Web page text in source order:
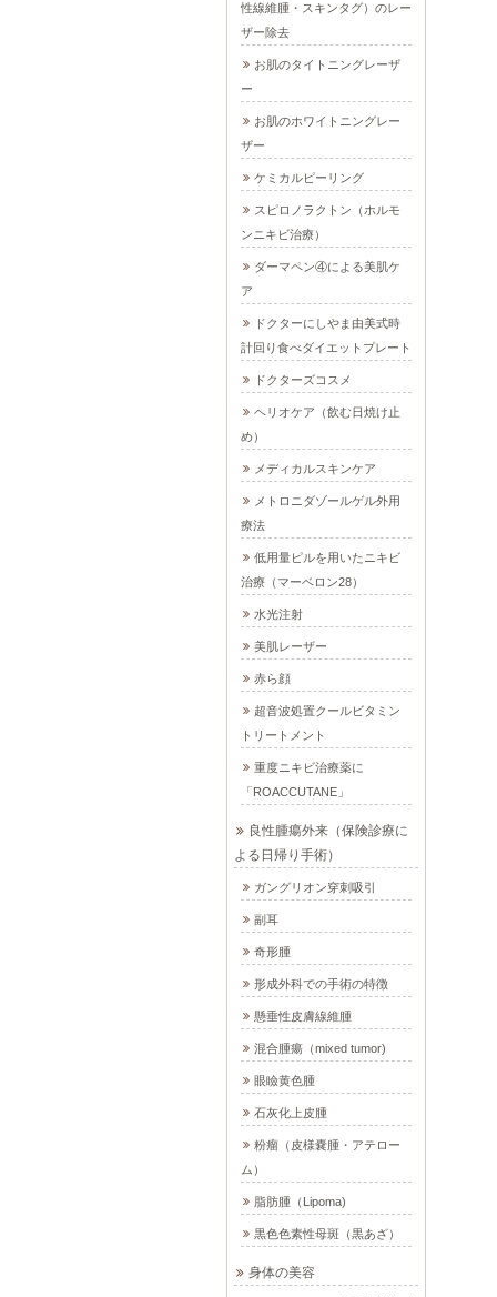
性線維腫・スキンタグ）のレー
ザー除去
お肌のタイトニングレーザ
ー
お肌のホワイトニングレー
ザー
ケミカルピーリング
スピロノラクトン（ホルモ
ンニキビ治療）
ダーマペン④による美肌ケ
ア
ドクターにしやま由美式時
計回り食べダイエットプレート
ドクターズコスメ
ヘリオケア（飲む日焼け止
め）
メディカルスキンケア
メトロニダゾールゲル外用
療法
低用量ピルを用いたニキビ
治療（マーベロン28）
水光注射
美肌レーザー
赤ら顔
超音波処置クールビタミン
トリートメント
重度ニキビ治療薬に
「ROACCUTANE」
良性腫瘍外来（保険診療に
よる日帰り手術）
ガングリオン穿刺吸引
副耳
奇形腫
形成外科での手術の特徴
懸垂性皮膚線維腫
混合腫瘍（mixed tumor)
眼瞼黄色腫
石灰化上皮腫
粉瘤（皮様嚢腫・アテロー
ム）
脂肪腫（Lipoma)
黒色色素性母斑（黒あざ）
身体の美容